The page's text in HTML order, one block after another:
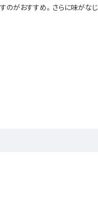
がおすすめ。さらに味がなじ